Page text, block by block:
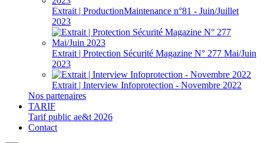
Extrait | ProductionMaintenance n°81 - Juin/Juillet
2023
Extrait | Protection Sécurité Magazine N° 277 Mai/Juin
2023
Extrait | Interview Infoprotection - Novembre 2022
Nos partenaires
TARIF
Tarif public ae&t 2026
Contact